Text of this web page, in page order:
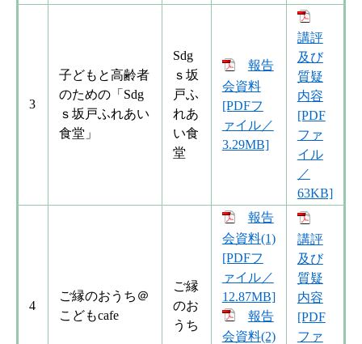
3
子どもと高齢者
のための「Sdg
ｓ坂戸ふれあい
食堂」
Sdg
ｓ坂
戸ふ
れあ
い食
堂
報告
会資料
[PDFフ
ァイル／
3.29MB]
講評
及び
質疑
内容
[PDF
ファ
イル
／
63KB]
4
ご縁のおうち＠
こどもcafe
ご縁
のお
うち
報告
会資料(1)
[PDFフ
ァイル／
12.87MB]
報告
会資料(2)
講評
及び
質疑
内容
[PDF
ファ